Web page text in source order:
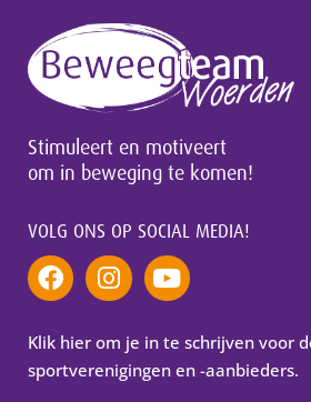
Stimuleert en motiveert
om in beweging te komen!
VOLG ONS OP SOCIAL MEDIA!
Klik hier om je in te schrijven voor
sportverenigingen en -aanbieders.